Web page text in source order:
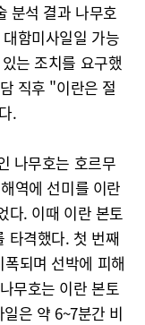
분석 결과 나무호
함미사일일 가능
는 조치를 요구했
직후 "이란은 절
.
나무호는 호르무
역에 선미를 이란
다. 이때 이란 본토
타격했다. 첫 번째
되며 선박에 피해
무호는 이란 본토
은 약 6~7분간 비